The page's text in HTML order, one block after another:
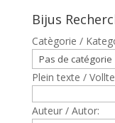
Bijus
Catègorie /
Plein texte /
Auteur / Autor: